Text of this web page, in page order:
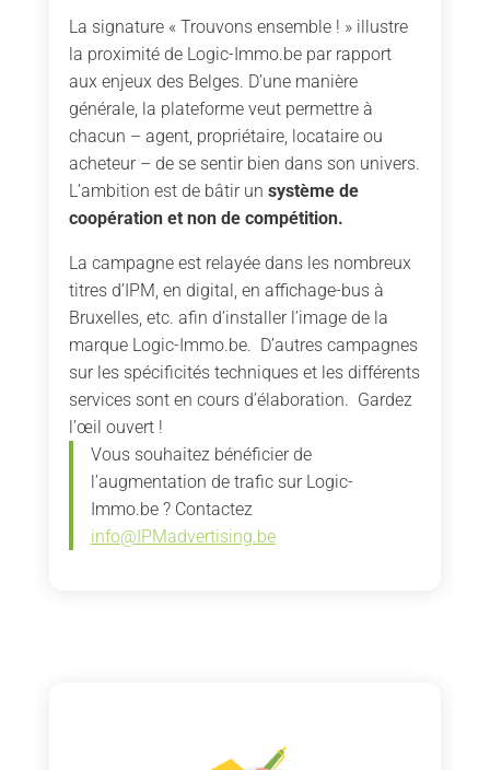
La signature « Trouvons ensemble ! » illustre
la proximité de Logic-Immo.be par rapport
aux enjeux des Belges. D’une manière
générale, la plateforme veut permettre à
chacun – agent, propriétaire, locataire ou
acheteur – de se sentir bien dans son univers.
L’ambition est de bâtir un système de
coopération et non de compétition.
La campagne est relayée dans les nombreux
titres d’IPM, en digital, en affichage-bus à
Bruxelles, etc. afin d’installer l’image de la
marque Logic-Immo.be. D’autres campagnes
sur les spécificités techniques et les différents
services sont en cours d’élaboration. Gardez
l’œil ouvert !
Vous souhaitez bénéficier de
l’augmentation de trafic sur Logic-
Immo.be ? Contactez
info@IPMadvertising.be